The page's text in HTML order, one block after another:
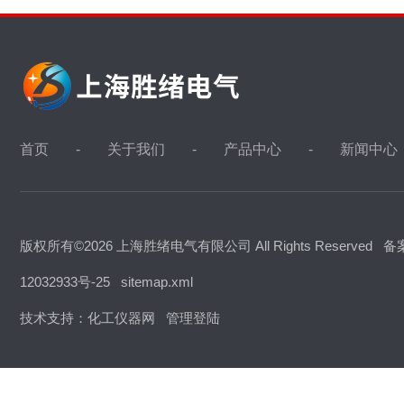
首页 关于我们 产品中心 新闻中心
版权所有©2026 上海胜绪电气有限公司 All Rights Reserved 备
12032933号-25 sitemap.xml
技术支持： 化工仪器网 管理登陆